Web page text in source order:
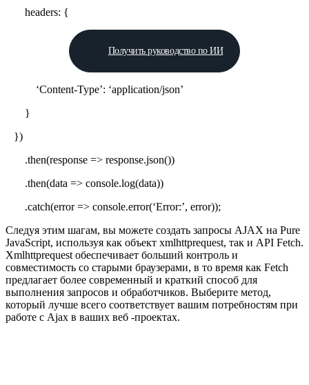
headers: {
Получить руководство по ИИ
‘Content-Type’: ‘application/json’
}
})
.then(response => response.json())
.then(data => console.log(data))
.catch(error => console.error(‘Error:’, error));
Следуя этим шагам, вы можете создать запросы AJAX на Pure
JavaScript, используя как объект xmlhttprequest, так и API Fetch.
Xmlhttprequest обеспечивает больший контроль и
совместимость со старыми браузерами, в то время как Fetch
предлагает более современный и краткий способ для
выполнения запросов и обработчиков. Выберите метод,
который лучше всего соответствует вашим потребностям при
работе с Ajax в ваших веб -проектах.